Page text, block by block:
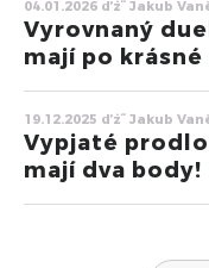
04.01.2026 ďż˝ Jakub
Vyrovnaný
mají po
19.12.2025 ďż˝ Jakub
Vypjaté
mají dva body!